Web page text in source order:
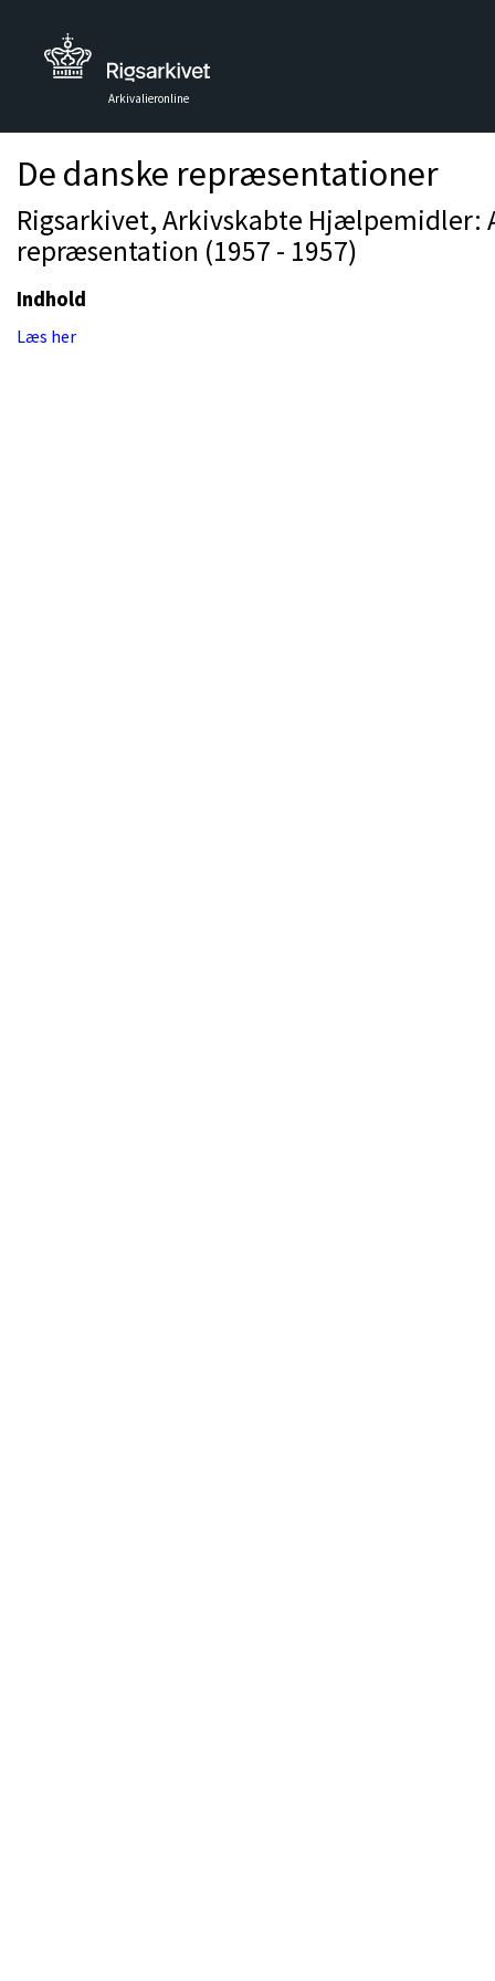
Arkivalieronline
De danske repræsentationer
Rigsarkivet, Arkivskabte Hjælpemidler:
repræsentation (1957 - 1957)
Indhold
Læs her